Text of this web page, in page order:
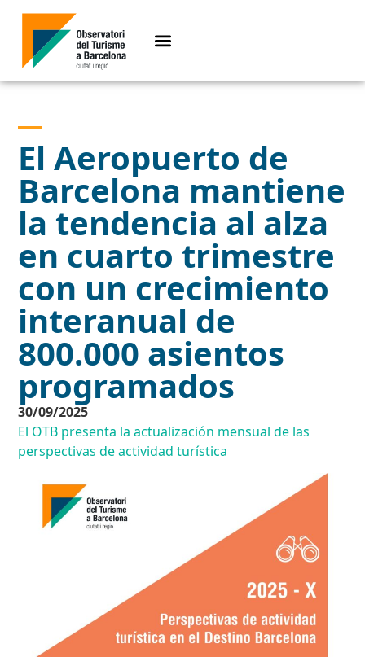
El Aeropuerto de
Barcelona mantiene
la tendencia al alza
en cuarto trimestre
con un crecimiento
interanual de
800.000 asientos
programados
30/09/2025
El OTB presenta la actualización mensual de las
perspectivas de actividad turística